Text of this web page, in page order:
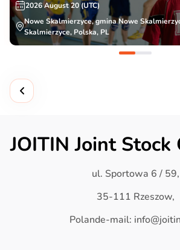
2026 August 20 (UTC)
Nowe Skalmierzyce, gmina Nowe
Skalmierzyce, Polska, PL
JOITIN Joint Stock
ul. Sportowa 6 / 59,
35-111 Rzeszow,
Polande-mail: